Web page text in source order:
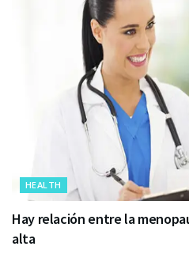
HEALTH
Hay relación entre la
alta